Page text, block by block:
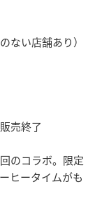
ない店舗あり）
売終了
のコラボ。限定
ヒータイムがも